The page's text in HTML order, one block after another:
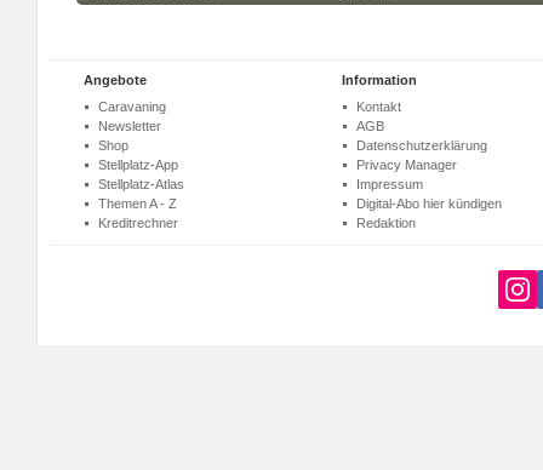
Angebote
Caravaning
Newsletter
Shop
Stellplatz-App
Stellplatz-Atlas
Themen A - Z
Kreditrechner
Information
Kontakt
AGB
Datenschutzerklärung
Privacy Manager
Impressum
Digital-Abo hier kündigen
Redaktion